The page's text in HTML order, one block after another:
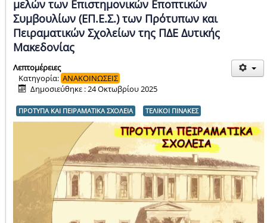
μελών των Επιστημονικών Εποπτικών
Συμβουλίων (ΕΠ.Ε.Σ.) των Πρότυπων και
Πειραματικών Σχολείων της ΠΔΕ Δυτικής
Μακεδονίας
Λεπτομέρειες
Κατηγορία: ΑΝΑΚΟΙΝΩΣΕΙΣ
Δημοσιεύθηκε : 24 Οκτωβρίου 2025
ΠΡΟΤΥΠΑ ΚΑΙ ΠΕΙΡΑΜΑΤΙΚΑ ΣΧΟΛΕΙΑ ΤΕΛΙΚΟΙ ΠΙΝΑΚΕΣ